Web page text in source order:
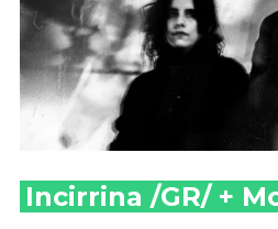
Incirrina /GR/ +